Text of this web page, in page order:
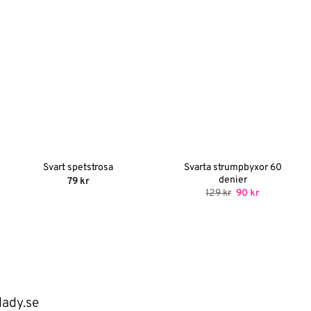
Svart spetstrosa
79 kr
Svarta strumpbyxor 60
denier
129kr Det
90 krDet